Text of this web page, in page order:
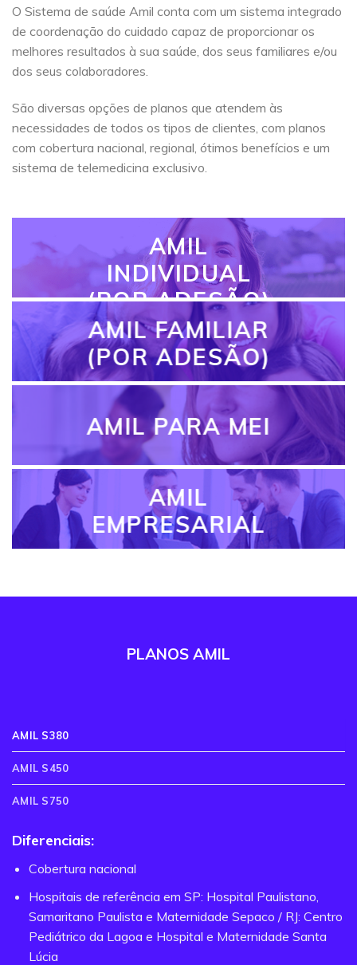
O Sistema de saúde Amil conta com um sistema integrado
de coordenação do cuidado capaz de proporcionar os
melhores resultados à sua saúde, dos seus familiares e/ou
dos seus colaboradores.
São diversas opções de planos que atendem às
necessidades de todos os tipos de clientes, com planos
com cobertura nacional, regional, ótimos benefícios e um
sistema de telemedicina exclusivo.
AMIL
INDIVIDUAL
(POR ADESÃO)
AMIL FAMILIAR
(POR ADESÃO)
AMIL PARA MEI
AMIL
EMPRESARIAL
PLANOS AMIL
AMIL S380
AMIL S450
AMIL S750
Diferenciais:
Cobertura nacional
Hospitais de referência em SP: Hospital Paulistano,
Samaritano Paulista e Maternidade Sepaco / RJ: Centro
Pediátrico da Lagoa e Hospital e Maternidade Santa
Lúcia